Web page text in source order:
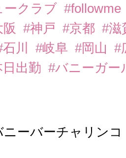
ークラブ #followme
#神戸 #京都 #
川 #岐阜 #岡山
#
日出勤 #バニーガ
ニーバーチャリンコ